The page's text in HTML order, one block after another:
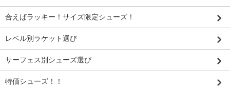
合えばラッキー！サイズ限定シューズ！
レベル別ラケット選び
サーフェス別シューズ選び
特価シューズ！！